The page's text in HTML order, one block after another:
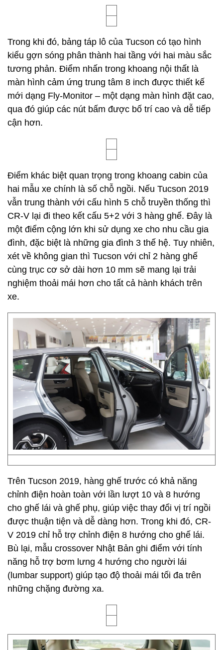
Trong khi đó, bảng táp lô của Tucson có tạo hình
kiểu gợn sóng phân thành hai tầng với hai màu sắc
tương phản. Điểm nhấn trong khoang nội thất là
màn hình cảm ứng trung tâm 8 inch được thiết kế
mới dạng Fly-Monitor – một dạng màn hình đặt cao,
qua đó giúp các nút bấm được bố trí cao và dễ tiếp
cận hơn.
Điểm khác biệt quan trọng trong khoang cabin của
hai mẫu xe chính là số chỗ ngồi. Nếu Tucson 2019
vẫn trung thành với cấu hình 5 chỗ truyền thống thì
CR-V lại đi theo kết cấu 5+2 với 3 hàng ghế. Đây là
một điểm cộng lớn khi sử dụng xe cho nhu cầu gia
đình, đặc biệt là những gia đình 3 thế hệ. Tuy nhiên,
xét về không gian thì Tucson với chỉ 2 hàng ghế
cùng trục cơ sở dài hơn 10 mm sẽ mang lại trải
nghiệm thoải mái hơn cho tất cả hành khách trên
xe.
Trên Tucson 2019, hàng ghế trước có khả năng
chỉnh điện hoàn toàn với lần lượt 10 và 8 hướng
cho ghế lái và ghế phụ, giúp việc thay đổi vị trí ngồi
được thuận tiện và dễ dàng hơn. Trong khi đó, CR-
V 2019 chỉ hỗ trợ chỉnh điện 8 hướng cho ghế lái.
Bù lại, mẫu crossover Nhật Bản ghi điểm với tính
năng hỗ trợ bơm lưng 4 hướng cho người lái
(lumbar support) giúp tạo độ thoải mái tối đa trên
những chặng đường xa.